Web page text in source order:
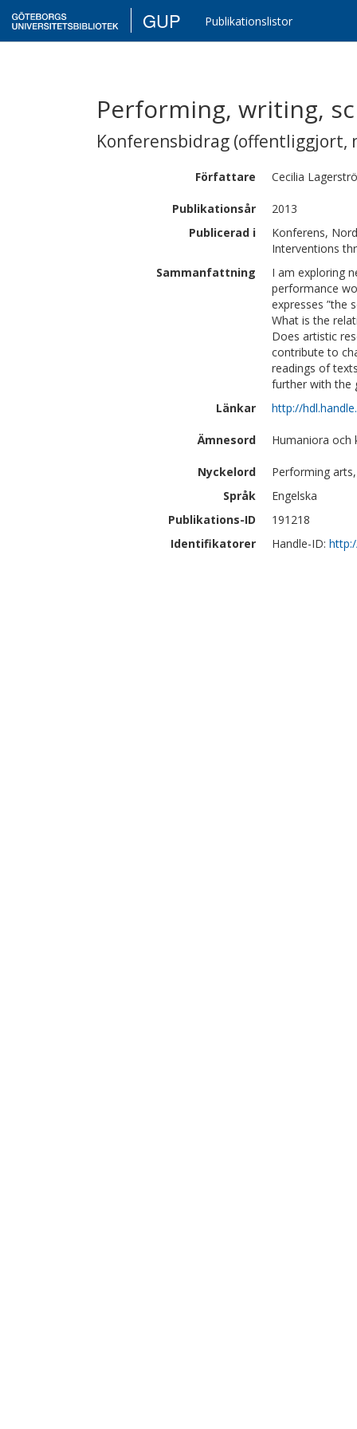
GUP Publikationslistor
Performing, writing,
Konferensbidrag (offentliggjort,
Författare Cecilia
Publikationsår
2013
Publicerad i
Konferens,
Interventions
Sammanfattning
I am exploring
performance
expresses ”the
What is the
Does artistic
contribute to
readings of
further with the
Länkar
http://
Ämnesord Humaniora
Nyckelord
Performing
Språk
Engelska
Publikations-ID
191218
Identifikatorer
Handle-ID: